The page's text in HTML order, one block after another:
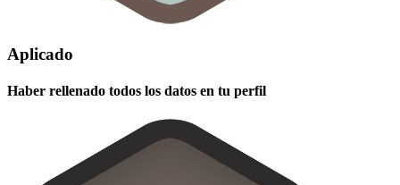
Aplicado
Haber rellenado todos los datos en tu perfil